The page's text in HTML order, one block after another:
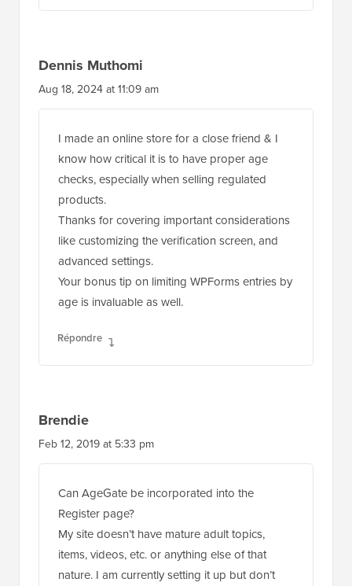
Dennis Muthomi
Aug 18, 2024 at 11:09 am
I made an online store for a close friend & I
know how critical it is to have proper age
checks, especially when selling regulated
products.
Thanks for covering important considerations
like customizing the verification screen, and
advanced settings.
Your bonus tip on limiting WPForms entries by
age is invaluable as well.
Répondre
Brendie
Feb 12, 2019 at 5:33 pm
Can AgeGate be incorporated into the
Register page?
My site doesn’t have mature adult topics,
items, videos, etc. or anything else of that
nature. I am currently setting it up but don’t